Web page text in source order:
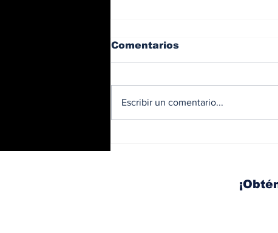
Comentarios
Escribir un comentario...